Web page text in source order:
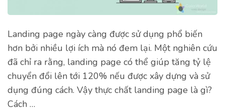
Landing page ngày càng được sử dụng phổ biến
hơn bởi nhiều lợi ích mà nó đem lại. Một nghiên cứu
đã chỉ ra rằng, landing page có thể giúp tăng tỷ lệ
chuyển đổi lên tới 120% nếu được xây dựng và sử
dụng đúng cách. Vậy thực chất landing page là gì?
Cách …